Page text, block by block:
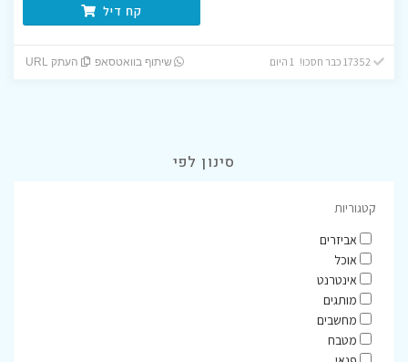
קח דיל
17352 כבר חסכו! 1 היום שיתוף בוואטסאפ העתק URL
סינון לפי
קטגוריות
אביזרים
אוכל
אינטרנט
מותגים
מחשבים
מטבח